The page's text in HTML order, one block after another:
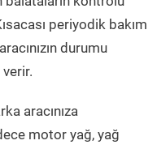
periyodik bakım
durumu
aracınıza
motor yağ, yağ